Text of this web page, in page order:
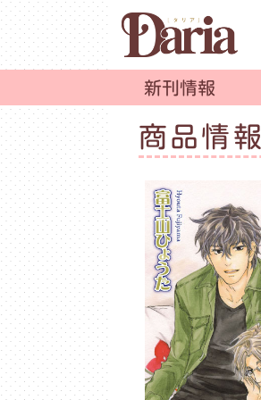
新刊情報
商品情報